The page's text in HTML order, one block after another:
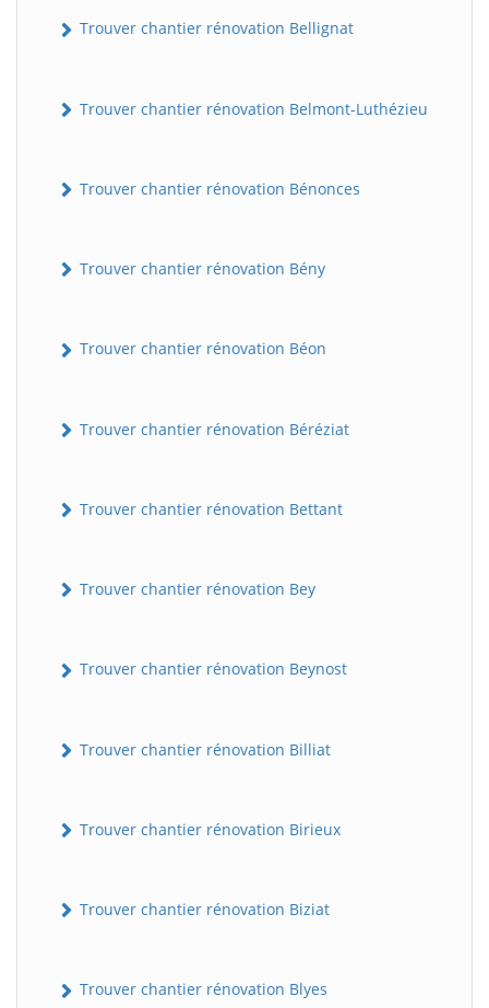
Trouver chantier rénovation Bellignat
Trouver chantier rénovation Belmont-Luthézieu
Trouver chantier rénovation Bénonces
Trouver chantier rénovation Bény
Trouver chantier rénovation Béon
Trouver chantier rénovation Béréziat
Trouver chantier rénovation Bettant
Trouver chantier rénovation Bey
Trouver chantier rénovation Beynost
Trouver chantier rénovation Billiat
Trouver chantier rénovation Birieux
Trouver chantier rénovation Biziat
Trouver chantier rénovation Blyes